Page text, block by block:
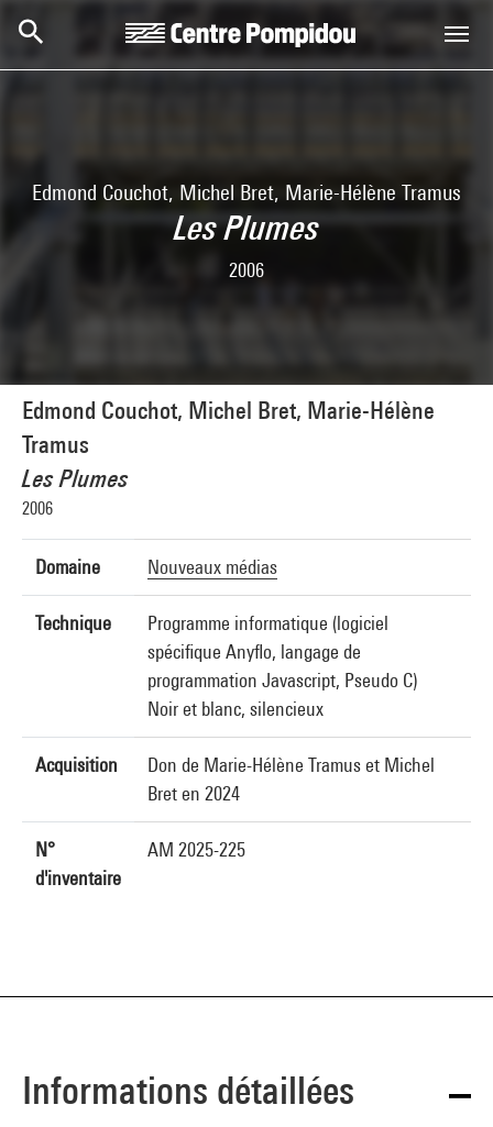
Edmond Couchot, Michel Bret, Marie-Hélène Tramus
Les Plumes
2006
Edmond Couchot, Michel Bret, Marie-Hélène
Tramus
Les Plumes
2006
Domaine Nouveaux médias
Technique
Programme informatique (logiciel
spécifique Anyflo, langage de
programmation Javascript, Pseudo C)
Noir et blanc, silencieux
Acquisition
Don de Marie-Hélène Tramus et Michel
Bret en 2024
N°
d'inventaire
AM 2025-225
Informations détaillées